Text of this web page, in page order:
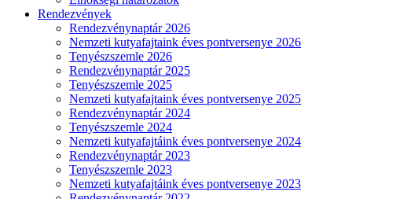
Rendezvények
Rendezvénynaptár 2026
Nemzeti kutyafajtaink éves pontversenye 2026
Tenyészszemle 2026
Rendezvénynaptár 2025
Tenyészszemle 2025
Nemzeti kutyafajtaink éves pontversenye 2025
Rendezvénynaptár 2024
Tenyészszemle 2024
Nemzeti kutyafajtáink éves pontversenye 2024
Rendezvénynaptár 2023
Tenyészszemle 2023
Nemzeti kutyafajtáink éves pontversenye 2023